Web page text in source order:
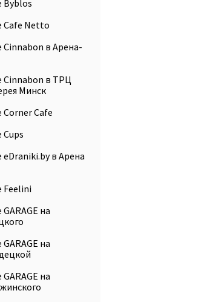
Byblos
Cafe Netto
Cinnabon в Арена-
Cinnabon в ТРЦ
Минск
Cafe
eDraniki.by в Арена
Feelini
на
на
на